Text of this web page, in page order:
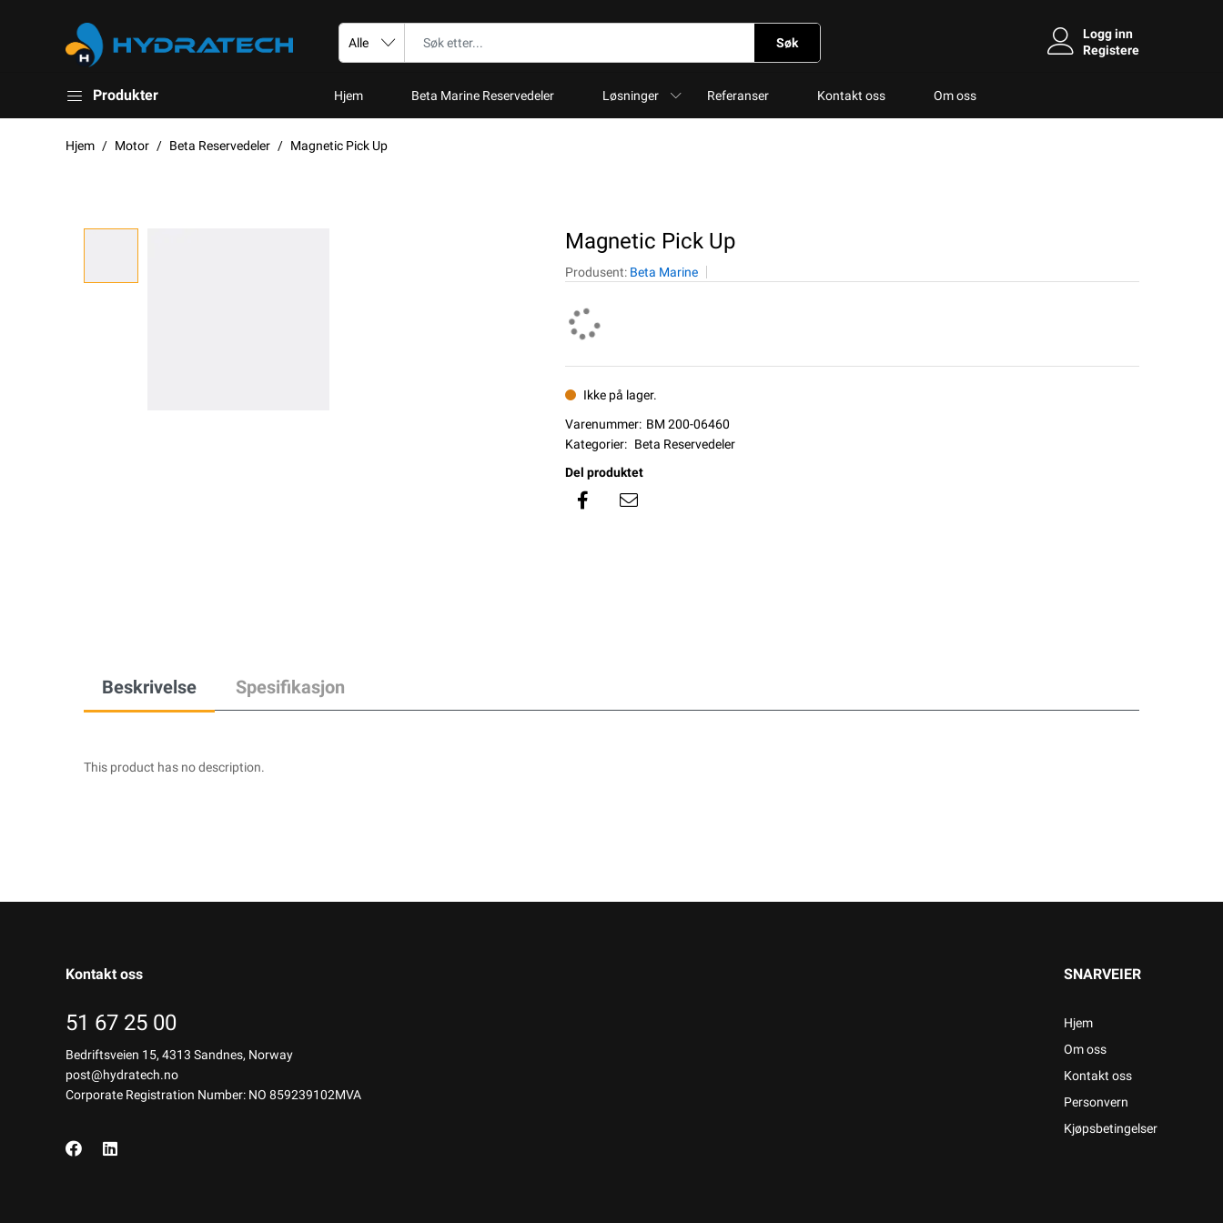
Søk
Logg inn
Registere
Produkter Hjem Beta Marine Reservedeler Løsninger Referanser Kontakt oss Om oss
Hjem Motor Beta Reservedeler Magnetic Pick Up
Magnetic Pick Up
Produsent: Beta Marine
Ikke på lager.
Varenummer: BM 200-06460
Kategorier: Beta Reservedeler
Del produktet
Beskrivelse Spesifikasjon
This product has no description.
Kontakt oss
51 67 25 00
Bedriftsveien 15, 4313 Sandnes, Norway
post@hydratech.no
Corporate Registration Number: NO 859239102MVA
SNARVEIER
Hjem
Om oss
Kontakt oss
Personvern
Kjøpsbetingelser